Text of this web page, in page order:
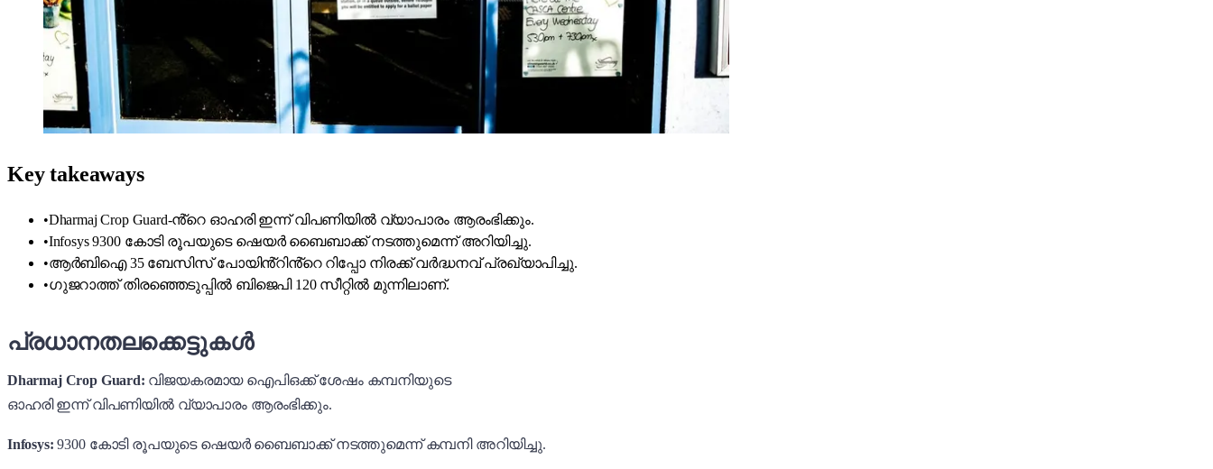
Key takeaways
•Dharmaj Crop Guard-ൻ്റെ ഓഹരി ഇന്ന് വിപണിയിൽ വ്യാപാരം ആരംഭിക്കും.
•Infosys 9300 കോടി രൂപയുടെ ഷെയർ ബൈബാക്ക് നടത്തുമെന്ന് അറിയിച്ചു.
•ആർബിഐ 35 ബേസിസ് പോയിൻ്റിൻ്റെ റിപ്പോ നിരക്ക് വർദ്ധനവ് പ്രഖ്യാപിച്ചു.
•ഗുജറാത്ത് തിരഞ്ഞെടുപ്പിൽ ബിജെപി 120 സീറ്റിൽ മുന്നിലാണ്.
പ്രധാനതലക്കെട്ടുകൾ
Dharmaj Crop Guard: വിജയകരമായ ഐപിഒക്ക് ശേഷം കമ്പനിയുടെ
ഓഹരി ഇന്ന് വിപണിയിൽ വ്യാപാരം ആരംഭിക്കും.
Infosys:9300 കോടി രൂപയുടെ ഷെയർ ബൈബാക്ക് നടത്തുമെന്ന് കമ്പനി അറിയിച്ചു.